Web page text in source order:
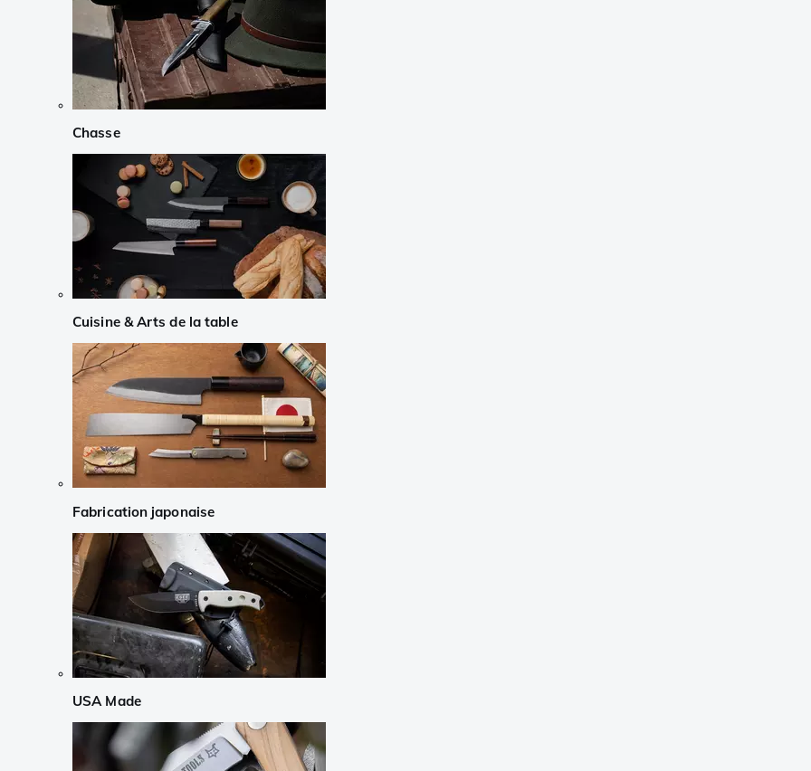
Chasse
Cuisine & Arts de la table
Fabrication japonaise
USA Made